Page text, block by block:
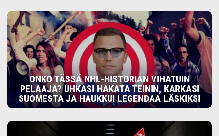
ONKO TÄSSÄ NHL-HISTORIAN VIHATUIN
PELAAJA? UHKASI HAKATA TEININ, KARKASI
SUOMESTA JA HAUKKUI LEGENDAA LÄSKIKSI